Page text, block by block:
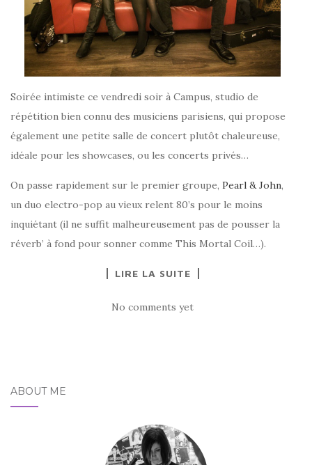
Soirée intimiste ce vendredi soir à Campus, studio de
répétition bien connu des musiciens parisiens, qui propose
également une petite salle de concert plutôt chaleureuse,
idéale pour les showcases, ou les concerts privés…
On passe rapidement sur le premier groupe, Pearl & John,
un duo electro-pop au vieux relent 80’s pour le moins
inquiétant (il ne suffit malheureusement pas de pousser la
réverb’ à fond pour sonner comme This Mortal Coil…).
LIRE LA SUITE
No comments yet
ABOUT ME